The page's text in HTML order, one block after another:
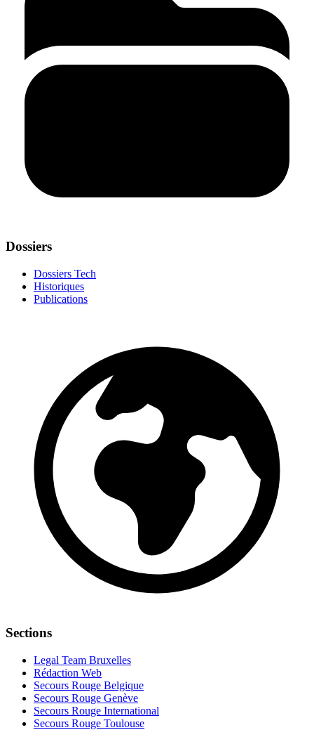
Dossiers
Dossiers Tech
Historiques
Publications
Sections
Legal Team Bruxelles
Rédaction Web
Secours Rouge Belgique
Secours Rouge Genève
Secours Rouge International
Secours Rouge Toulouse